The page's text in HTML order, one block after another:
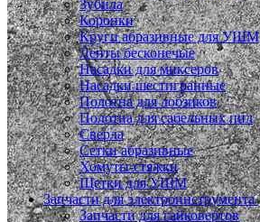
Зубила
Коронки
Круги абразивные для УШМ
Ленты бесконечые
Насадки для миксеров
Насадки шестигранные
Полотна для лобзиков
Полотна для сабельных пил
Сверла
Сетки абразивные
Хомуты-стяжки
Щетки для УШМ
Запчасти для электроинструмента
Запчасти для гайковертов